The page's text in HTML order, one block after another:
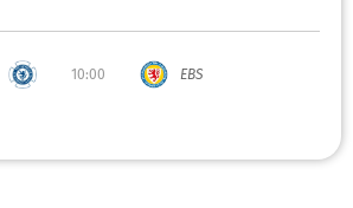
10:00 EBS